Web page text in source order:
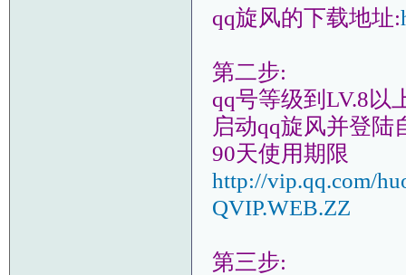
qq旋风的下载地址:
第二步:
qq号等级到LV.8以
启动qq旋风并登
90天使用期限
http://vip.qq.com/
QVIP.WEB.ZZ
第三步: